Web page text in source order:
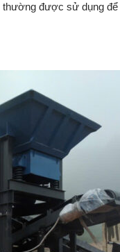
thường được sử dụng để